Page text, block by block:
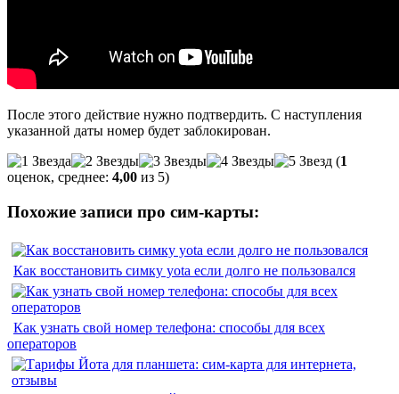
После этого действие нужно подтвердить. С наступления
указанной даты номер будет заблокирован.
(1
оценок, среднее: 4,00 из 5)
Похожие записи про сим-карты:
Как восстановить симку yota если долго не пользовался
Как узнать свой номер телефона: способы для всех
операторов